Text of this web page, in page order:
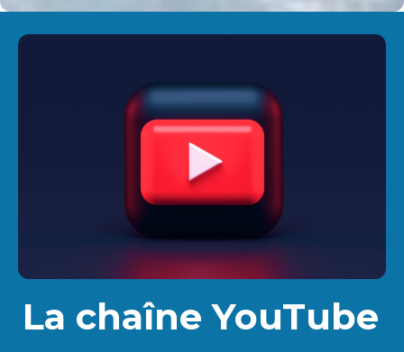
La chaîne YouTube